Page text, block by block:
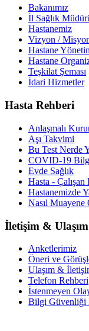
Bakanımız
İl Sağlık
Hastanemiz
Vizyon /
Hastane
Hastane
Teşkilat Şeması
İdari Hizmetler
Hasta Rehberi
Anlaşmalı
Aşı Takvimi
Bu Test Nerde
COVID-19
Evde Sağlık
Hasta -
Hastanemizde
Nasıl Muayene
İletişim & Ulaşım
Anketlerimiz
Öneri ve
Ulaşım &
Telefon Rehberi
İstenmeyen
Bilgi Güvenliği